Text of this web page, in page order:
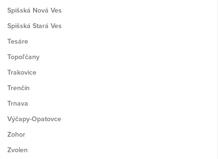
Spišská Nová Ves
Spišská Stará Ves
Tesáre
Topoľčany
Trakovice
Trenčín
Trnava
Výčapy-Opatovce
Zohor
Zvolen